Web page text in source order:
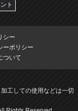
ト
シー
ーポリシー
ついて
工しての使用などは一切